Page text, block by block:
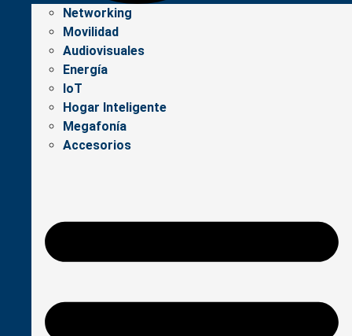
Networking
Movilidad
Audiovisuales
Energía
IoT
Hogar Inteligente
Megafonía
Accesorios